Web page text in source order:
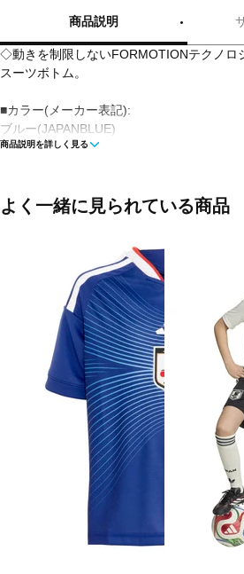
商品説明
◇動きを制限しないFORMOTIONテクノロ
スーツボトム。
■カラー(メーカー表記):
ブルー(JAPANBLUE)
■2026年モデル
商品説明を詳しく見る
よく一緒に見られている商品